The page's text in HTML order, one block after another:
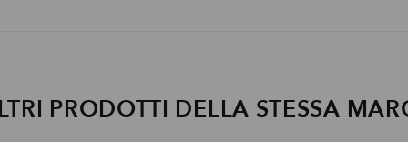
PRODOTTI DELLA STESSA